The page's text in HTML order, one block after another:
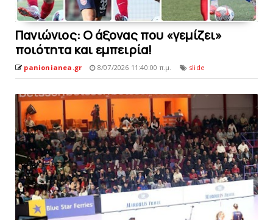
Πανιώνιος: O άξονας που «γεμίζει»
ποιότητα και εμπειρία!
panionianea.gr 8/07/2026 11:40:00 π.μ. slide